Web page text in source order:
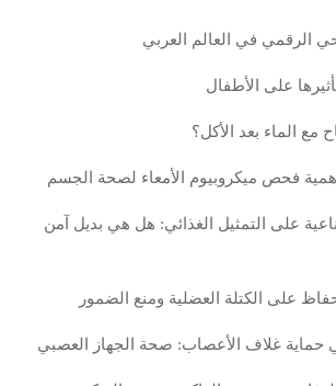
الرقمي في العالم العربي
على الأطفال
مع الماء بعد الأكل؟
فحص ميكروبيوم الأمعاء لصحة الجسم
على التمثيل الغذائي: هل هي بديل آمن
على الكتلة العضلية ومنع الضمور